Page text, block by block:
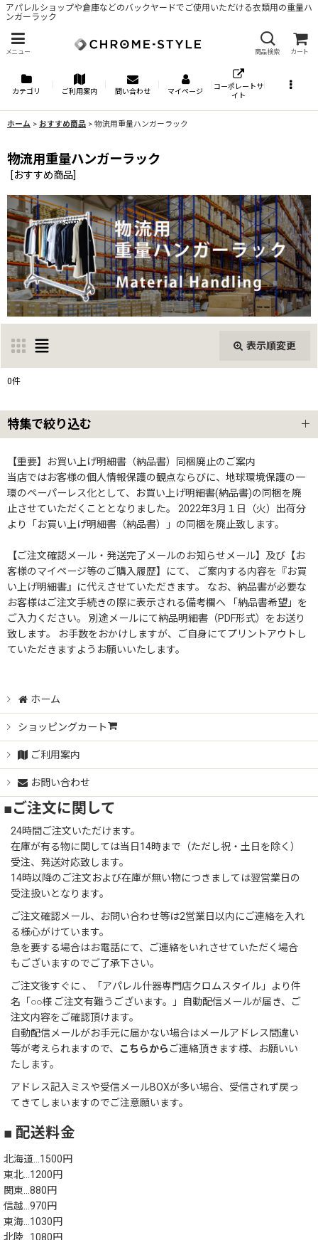
アパレルショップや倉庫などのバックヤードでご使用いただける衣類用の重量ハ
ンガーラック
メニュー 商品検索 カート
カテゴリ ご利用案内 問い合わせ マイページ
コーポレートサ
イト
ホーム > おすすめ商品 > 物流用重量ハンガーラック
物流用重量ハンガーラック
[おすすめ商品]
表示順変更
絞り込む
0件
特集で絞り込む
ハンガーラック4本セット
ハンガーラック3本セット
物流用重量ハンガーラック
クロムハンガー
ストロンガー
【重要】お買い上げ明細書（納品書）同梱廃止のご案内
当店ではお客様の個人情報保護の観点ならびに、地球環境保護の一
環のペーパーレス化として、お買い上げ明細書(納品書)の同梱を廃
止させていただくこととなりました。 2022年3月１日（火）出荷分
より「お買い上げ明細書（納品書）」の同梱を廃止致します。
【ご注文確認メール・発送完了メールのお知らせメール】及び【お
客様のマイページ等のご購入履歴】にて、 ご案内する内容を『お買
い上げ明細書』に代えさせていただきます。 なお、納品書が必要な
お客様はご注文手続きの際に表示される備考欄へ 「納品書希望」を
ご入力ください。 別途メールにて納品明細書（PDF形式）をお送り
致します。 お手数をおかけしますが、ご自身にてプリントアウトし
ていただきますようお願いいたします。
ホーム
ショッピングカート
ご利用案内
お問い合わせ
■ご注文に関して
24時間ご注文いただけます。
在庫が有る物に関しては当日14時まで（ただし祝・土日を除く）
受注、発送対応致します。
14時以降のご注文および在庫が無い物につきましては翌営業日の
受注扱いとなります。
ご注文確認メール、お問い合わせ等は2営業日以内にご連絡を入れ
る様心がけています。
急を要する場合はお電話にて、ご連絡をいれさせていただく場合
もございますのでご了承下さい。
ご注文後すぐに 、「アパレル什器専門店クロムスタイル」より件
名「○○様 ご注文有難うございます。」自動配信メールが届き、ご
注文内容をご確認頂けます。
自動配信メールがお手元に届かない場合はメールアドレス間違い
等が考えられますので、
こちらから ご連絡頂きます様、お願いい
たします。
アドレス記入ミスや受信メールBOXが多い場合、受信されず戻っ
てきてしまいますのでご注意願います。
■ 配送料金
北海道…1500円
東北…1200円
関東…880円
信越…970円
東海…1030円
北陸…1080円